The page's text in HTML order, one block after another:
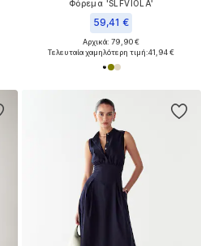
Φόρεμα 'SLFVIOLA'
59,41 €
Αρχικά: 79,90 €
Τελευταία χαμηλότερη τιμή:41,94 €